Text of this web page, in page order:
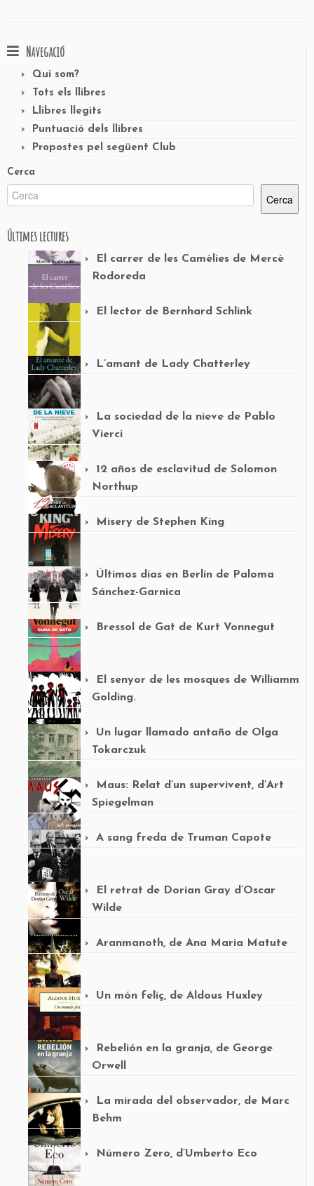
Navegació
Qui som?
Tots els llibres
Llibres llegits
Puntuació dels llibres
Propostes pel següent Club
Cerca
Cerca
Últimes lectures
El carrer de les Camèlies de Mercè
Rodoreda
El lector de Bernhard Schlink
L’amant de Lady Chatterley
La sociedad de la nieve de Pablo
Vierci
12 años de esclavitud de Solomon
Northup
Misery de Stephen King
Últimos días en Berlín de Paloma
Sánchez-Garnica
Bressol de Gat de Kurt Vonnegut
El senyor de les mosques de Williamm
Golding.
Un lugar llamado antaño de Olga
Tokarczuk
Maus: Relat d’un supervivent, d’Art
Spiegelman
A sang freda de Truman Capote
El retrat de Dorian Gray d’Oscar
Wilde
Aranmanoth, de Ana Maria Matute
Un món feliç, de Aldous Huxley
Rebelión en la granja, de George
Orwell
La mirada del observador, de Marc
Behm
Número Zero, d’Umberto Eco